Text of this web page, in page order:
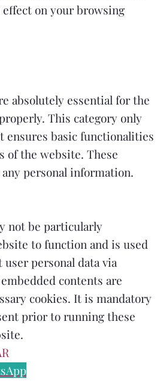
effect on your browsing
absolutely essential for the
This category only
ensures basic functionalities
of the website. These
personal information.
not be particularly
to function and is used
personal data via
contents are
cookies. It is mandatory
prior to running these